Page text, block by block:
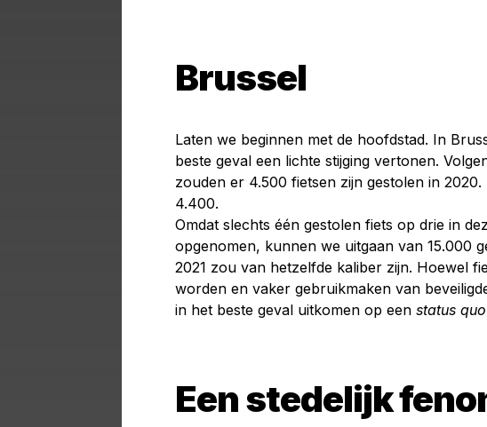
Brussel
Laten we beginnen met de hoofdstad. In
beste geval een lichte stijging vertonen.
zouden er 4.500 fietsen zijn gestolen in
4.400.
Omdat slechts één gestolen fiets op drie in
opgenomen, kunnen we uitgaan van 15.000
2021 zou van hetzelfde kaliber zijn. Hoewel
worden en vaker gebruikmaken van
in het beste geval uitkomen op een status quo
Een stedelijk